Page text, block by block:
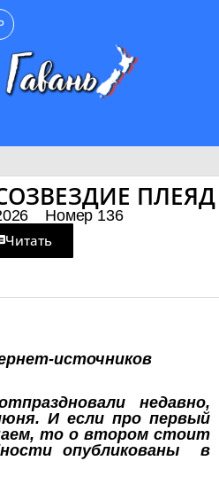
ПЛЕЯД
Номер 136
Читать
источников
недавно,
И если про первый
то о втором стоит
опубликованы в